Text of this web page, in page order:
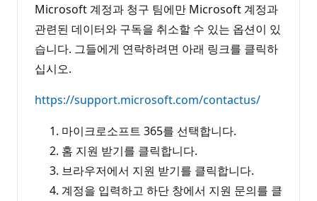
Microsoft 계정과 청구 팀에만 Microsoft 계정과
관련된 데이터와 구독을 취소할 수 있는 옵션이 있
습니다. 그들에게 연락하려면 아래 링크를 클릭하
십시오.
https://support.microsoft.com/contactus/
마이크로소프트 365를 선택합니다.
홈 지원 받기를 클릭합니다.
브라우저에서 지원 받기를 클릭합니다.
계정을 입력하고 하단 창에서 지원 문의를 클